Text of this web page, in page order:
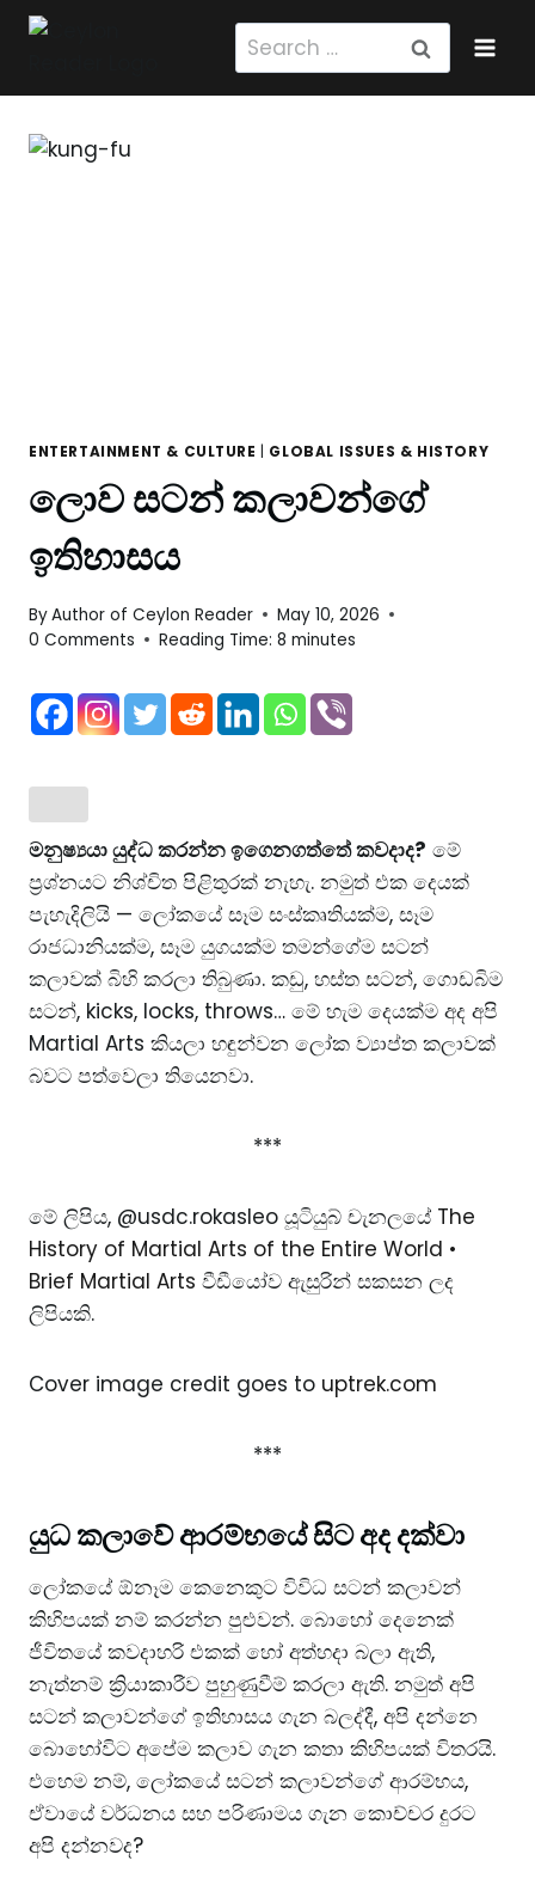
Skip
Search
for:
ENTERTAINMENT & CULTURE GLOBAL ISSUES & HISTORY
ලොව සටන් කලාවන්ගේ
ඉතිහාසය
ByAuthor of Ceylon Reader
May 10, 2026
0 Comments
Reading Time: 8 minutes
මනුෂ්‍යයා යුද්ධ කරන්න ඉගෙනගත්තේ කවදාද? මේ
ප්‍රශ්නයට නිශ්චිත පිළිතුරක් නැහැ. නමුත් එක දෙයක්
පැහැදිලියි — ලෝකයේ සෑම සංස්කෘතියක්ම, සෑම
රාජධානියක්ම, සෑම යුගයක්ම තමන්ගේම සටන්
කලාවක් බිහි කරලා තිබුණා. කඩු, හස්ත සටන්, ගොඩබිම
සටන්, kicks, locks, throws… මේ හැම දෙයක්ම අද අපි
Martial Arts කියලා හඳුන්වන ලෝක ව්‍යාප්ත කලාවක්
බවට පත්වෙලා තියෙනවා.
***
මේ ලිපිය, @usdc.rokasleo යූටියුබ් චැනලයේ The
History of Martial Arts of the Entire World •
Brief Martial Arts වීඩීයෝව ඇසුරින් සකසන ලද
ලිපියකි.
Cover image credit goes to uptrek.com
***
යුධ කලාවේ ආරම්භයේ සිට අද දක්වා
ලෝකයේ ඕනෑම කෙනෙකුට විවිධ සටන් කලාවන්
කිහිපයක් නම් කරන්න පුළුවන්. බොහෝ දෙනෙක්
ජීවිතයේ කවදාහරි එකක් හෝ අත්හදා බලා ඇති,
නැත්නම් ක්‍රියාකාරීව පුහුණුවීම් කරලා ඇති. නමුත් අපි
සටන් කලාවන්ගේ ඉතිහාසය ගැන බලද්දී, අපි දන්නෙ
බොහෝවිට අපේම කලාව ගැන කතා කිහිපයක් විතරයි.
එහෙම නම්, ලෝකයේ සටන් කලාවන්ගේ ආරම්භය,
ඒවායේ වර්ධනය සහ පරිණාමය ගැන කොච්චර දුරට
අපි දන්නවද?